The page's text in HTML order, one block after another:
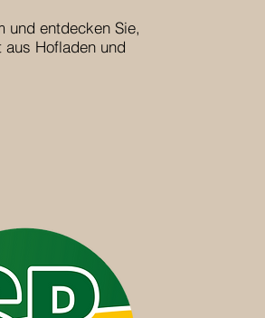
und entdecken Sie,
Hofladen und